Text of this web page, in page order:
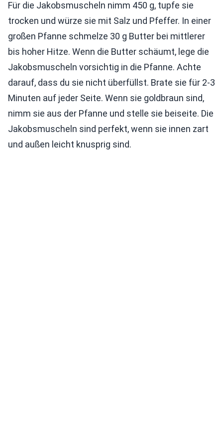
Für die Jakobsmuscheln nimm 450 g, tupfe sie
trocken und würze sie mit Salz und Pfeffer. In einer
großen Pfanne schmelze 30 g Butter bei mittlerer
bis hoher Hitze. Wenn die Butter schäumt, lege die
Jakobsmuscheln vorsichtig in die Pfanne. Achte
darauf, dass du sie nicht überfüllst. Brate sie für 2-3
Minuten auf jeder Seite. Wenn sie goldbraun sind,
nimm sie aus der Pfanne und stelle sie beiseite. Die
Jakobsmuscheln sind perfekt, wenn sie innen zart
und außen leicht knusprig sind.